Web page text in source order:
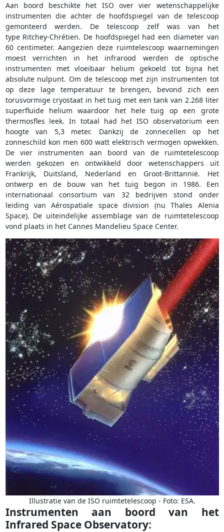
Aan boord beschikte het ISO over vier wetenschappelijke
instrumenten die achter de hoofdspiegel van de telescoop
gemonteerd werden. De telescoop zelf was van het
type Ritchey-Chrétien. De hoofdspiegel had een diameter van
60 centimeter. Aangezien deze ruimtelescoop waarnemingen
moest verrichten in het infrarood werden de optische
instrumenten met vloeibaar helium gekoeld tot bijna het
absolute nulpunt. Om de telescoop met zijn instrumenten tot
op deze lage temperatuur te brengen, bevond zich een
torusvormige cryostaat in het tuig met een tank van 2.268 liter
superfluïde helium waardoor het hele tuig op een grote
thermosfles leek. In totaal had het ISO observatorium een
hoogte van 5,3 meter. Dankzij de zonnecellen op het
zonneschild kon men 600 watt elektrisch vermogen opwekken.
De vier instrumenten aan boord van de ruimtetelescoop
werden gekozen en ontwikkeld door wetenschappers uit
Frankrijk, Duitsland, Nederland en Groot-Brittannië. Het
ontwerp en de bouw van het tuig begon in 1986. Een
internationaal consortium van 32 bedrijven stond onder
leiding van Aérospatiale space division (nu Thales Alenia
Space). De uiteindelijke assemblage van de ruimtetelescoop
vond plaats in het Cannes Mandelieu Space Center.
Illustratie van de ISO ruimtetelescoop - Foto: ESA.
Instrumenten aan boord van het
Infrared Space Observatory: